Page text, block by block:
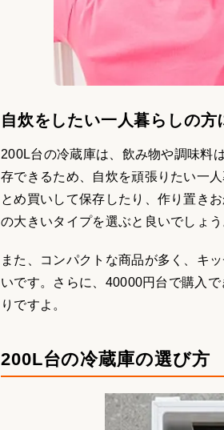
自炊をしたい一人暮らしの方
200L台の冷蔵庫は、飲み物や調味料
存できるため、自炊を頑張りたい一
とめ買いして保存したり、作り置き
の大きいタイプを選ぶと良いでしょう
また、コンパクトな商品が多く、キ
いです。さらに、40000円台で購入
りですよ。
200L台の冷蔵庫の選び方